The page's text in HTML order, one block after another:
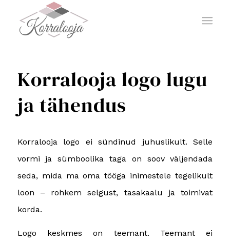
Korralooja logo lugu
ja tähendus
Korralooja logo ei sündinud juhuslikult. Selle
vormi ja sümboolika taga on soov väljendada
seda, mida ma oma tööga inimestele tegelikult
loon – rohkem selgust, tasakaalu ja toimivat
korda.
Logo keskmes on teemant. Teemant ei